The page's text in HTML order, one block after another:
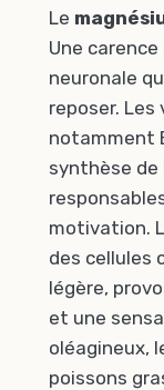
Le
Une
neuronale
reposer. Les
notamment
synthèse de
motivation.
des cellules
légère,
et une
oléagineux,
poissons